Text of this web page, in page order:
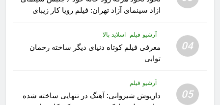
ازاد سینمای آزاد تهران: فیلم رویا کار زیبای
04
آرشیو فیلم اسلاید بالا
معرفی فیلم کوتاه دنیای دیگر ساخته رحمان
توابی
05
آرشیو فیلم
داریوش شیروانی: آهنگ در تنهایی ساخته شده